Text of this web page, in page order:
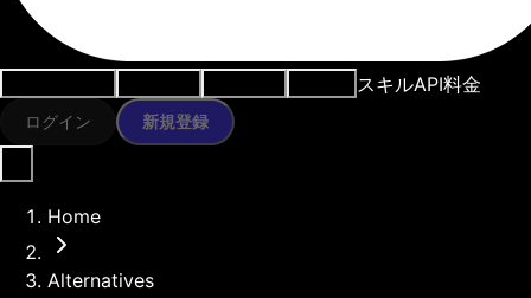
スキルAPI料金
ログイン 新規登録
Home
Alternatives